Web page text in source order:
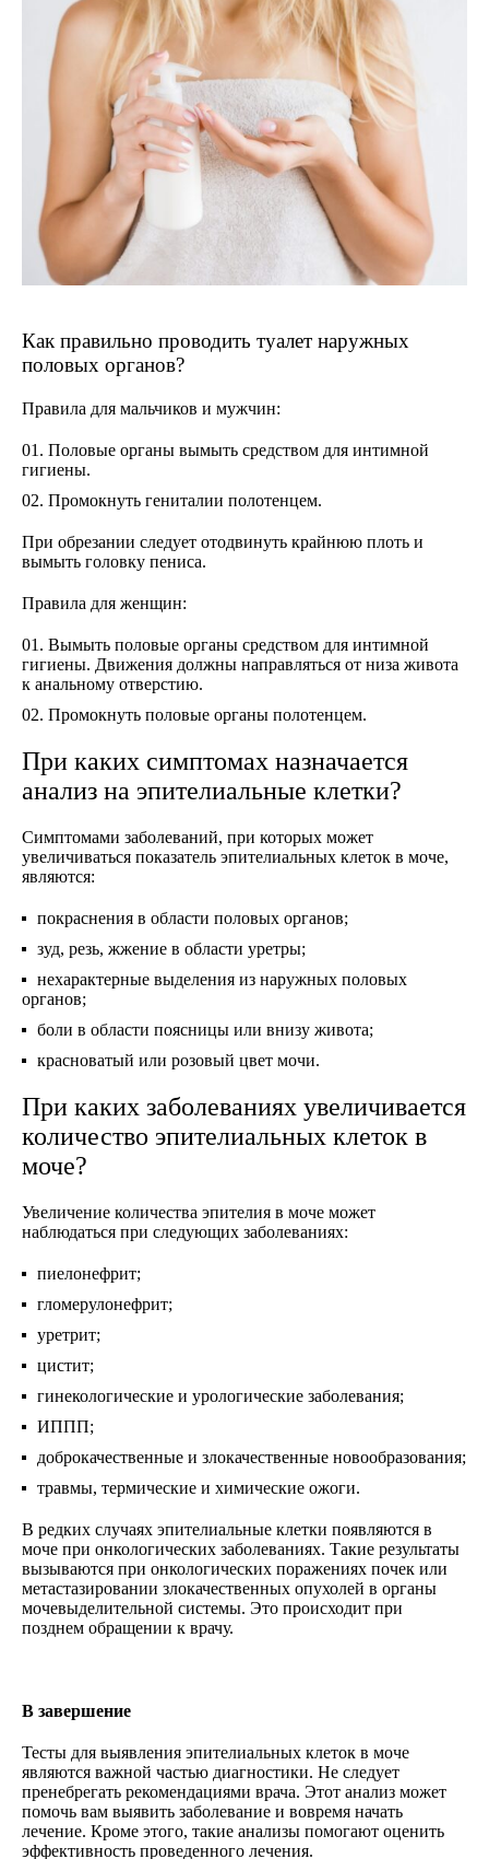
Как правильно проводить туалет наружных
половых органов?
Правила для мальчиков и мужчин:
Половые органы вымыть средством для интимной
гигиены.
Промокнуть гениталии полотенцем.
При обрезании следует отодвинуть крайнюю плоть и
вымыть головку пениса.
Правила для женщин:
Вымыть половые органы средством для интимной
гигиены. Движения должны направляться от низа живота
к анальному отверстию.
Промокнуть половые органы полотенцем.
При каких симптомах назначается
анализ на эпителиальные клетки?
Симптомами заболеваний, при которых может
увеличиваться показатель эпителиальных клеток в моче,
являются:
покраснения в области половых органов;
зуд, резь, жжение в области уретры;
нехарактерные выделения из наружных половых
органов;
боли в области поясницы или внизу живота;
красноватый или розовый цвет мочи.
При каких заболеваниях увеличивается
количество эпителиальных клеток в
моче?
Увеличение количества эпителия в моче может
наблюдаться при следующих заболеваниях:
пиелонефрит;
гломерулонефрит;
уретрит;
цистит;
гинекологические и урологические заболевания;
ИППП;
доброкачественные и злокачественные новообразования;
травмы, термические и химические ожоги.
В редких случаях эпителиальные клетки появляются в
моче при онкологических заболеваниях. Такие результаты
вызываются при онкологических поражениях почек или
метастазировании злокачественных опухолей в органы
мочевыделительной системы. Это происходит при
позднем обращении к врачу.
В завершение
Тесты для выявления эпителиальных клеток в моче
являются важной частью диагностики. Не следует
пренебрегать рекомендациями врача. Этот анализ может
помочь вам выявить заболевание и вовремя начать
лечение. Кроме этого, такие анализы помогают оценить
эффективность проведенного лечения.